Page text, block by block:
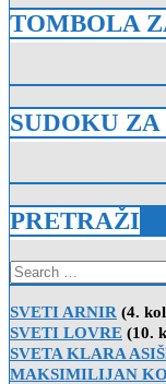
TOMBOLA
SUDOKU
PRETRAŽI
Search
for:
SVETI ARNIR (4.
SVETI LOVRE (10.
SVETA KLARA
MAKSIMILIJAN